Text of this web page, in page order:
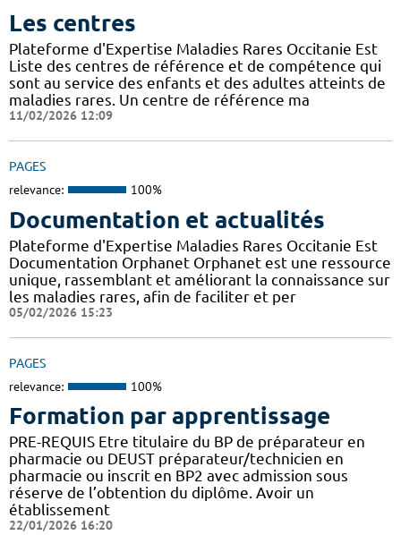
Les centres
Plateforme d'Expertise Maladies Rares Occitanie Est
Liste des centres de référence et de compétence qui
sont au service des enfants et des adultes atteints de
maladies rares. Un centre de référence ma
11/02/2026 12:09
PAGES
relevance: 100%
Documentation et actualités
Plateforme d'Expertise Maladies Rares Occitanie Est
Documentation Orphanet Orphanet est une ressource
unique, rassemblant et améliorant la connaissance sur
les maladies rares, afin de faciliter et per
05/02/2026 15:23
PAGES
relevance: 100%
Formation par apprentissage
PRE-REQUIS Etre titulaire du BP de préparateur en
pharmacie ou DEUST préparateur/technicien en
pharmacie ou inscrit en BP2 avec admission sous
réserve de l’obtention du diplôme. Avoir un
établissement
22/01/2026 16:20